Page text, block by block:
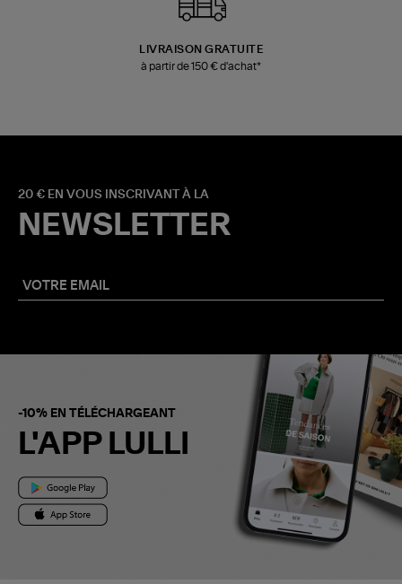
LIVRAISON GRATUITE
à partir de 150 € d'achat*
20 € EN VOUS INSCRIVANT À LA
NEWSLETTER
-10% EN TÉLÉCHARGEANT
L'APP LULLI